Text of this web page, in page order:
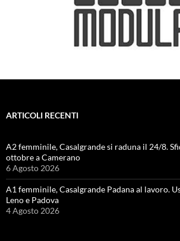
ARTICOLI RECENTI
A2 femminile, Casalgrande si raduna il 24/8.
ottobre a Camerano
6 Agosto 2026
A1 femminile, Casalgrande Padana al lavoro.
Leno e Padova
4 Agosto 2026